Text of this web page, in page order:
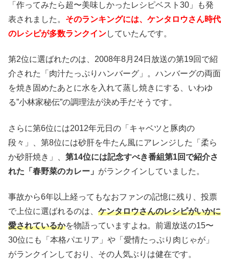
「作ってみたら超〜美味しかったレシピベスト30」も発
表されました。 そのランキングには、ケンタロウさん時代
のレシピが多数ランクインしていたんです。
第2位に選ばれたのは、2008年8月24日放送の第19回で紹
介された「肉汁たっぷりハンバーグ」。ハンバーグの両面
を焼き固めたあとに水を入れて蒸し焼きにする、いわゆ
る”小林家秘伝”の調理法が決め手だそうです。
さらに第6位には2012年元日の「キャベツと豚肉の
段々」、第8位には砂肝を牛たん風にアレンジした「柔ら
か砂肝焼き」、 第14位には記念すべき番組第1回で紹介さ
れた「春野菜のカレー」 がランクインしていました。
事故から6年以上経ってもなおファンの記憶に残り、投票
で上位に選ばれるのは、 ケンタロウさんのレシピがいかに
愛されているかを物語っていますよね。前週放送の15〜
30位にも「本格パエリア」や「愛情たっぷり肉じゃが」
がランクインしており、その人気ぶりは健在です。